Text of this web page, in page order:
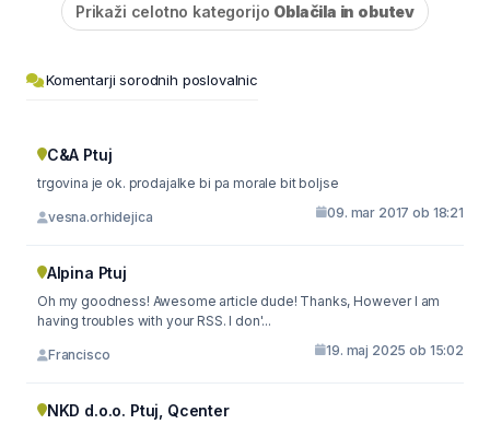
Prikaži celotno kategorijo Oblačila in obutev
Komentarji sorodnih poslovalnic
C&A Ptuj
trgovina je ok. prodajalke bi pa morale bit boljse
vesna.orhidejica 09. mar 2017 ob 18:21
Alpina Ptuj
Oh my goodness! Awesome article dude! Thanks, However I am
having troubles with your RSS. I don'...
Francisco 19. maj 2025 ob 15:02
NKD d.o.o. Ptuj, Qcenter